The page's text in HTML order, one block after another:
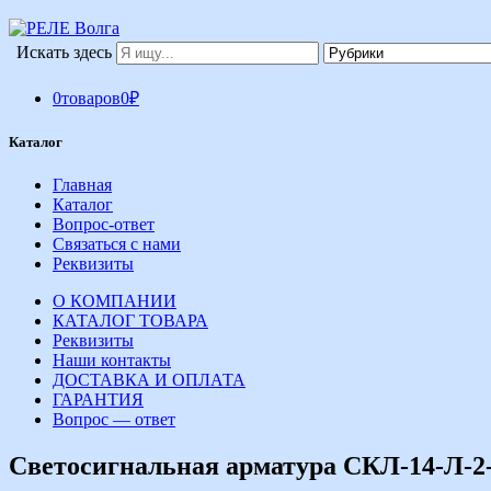
Искать здесь
0товаров0₽
Каталог
Главная
Каталог
Вопрос-ответ
Связаться с нами
Реквизиты
О КОМПАНИИ
КАТАЛОГ ТОВАРА
Реквизиты
Наши контакты
ДОСТАВКА И ОПЛАТА
ГАРАНТИЯ
Вопрос — ответ
Светосигнальная арматура СКЛ-14-Л-